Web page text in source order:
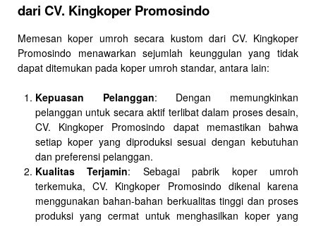
dari CV. Kingkoper Promosindo
Memesan koper umroh secara kustom dari CV. Kingkoper
Promosindo menawarkan sejumlah keunggulan yang tidak
dapat ditemukan pada koper umroh standar, antara lain:
Kepuasan Pelanggan: Dengan memungkinkan
pelanggan untuk secara aktif terlibat dalam proses desain,
CV. Kingkoper Promosindo dapat memastikan bahwa
setiap koper yang diproduksi sesuai dengan kebutuhan
dan preferensi pelanggan.
Kualitas Terjamin: Sebagai pabrik koper umroh
terkemuka, CV. Kingkoper Promosindo dikenal karena
menggunakan bahan-bahan berkualitas tinggi dan proses
produksi yang cermat untuk menghasilkan koper yang